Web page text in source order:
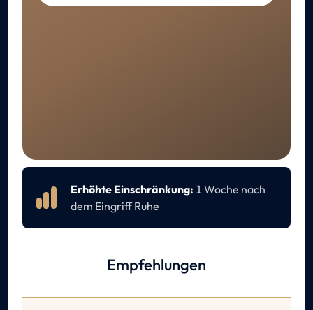
Erhöhte Einschränkung: 1 Woche nach
dem Eingriff Ruhe
Empfehlungen